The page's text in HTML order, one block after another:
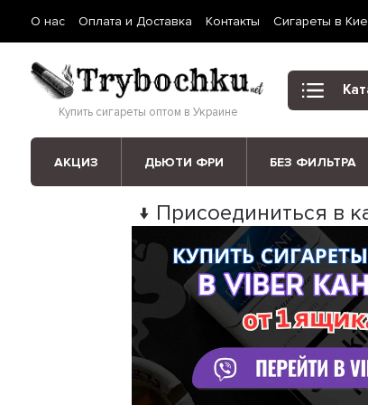
О нас Оплата и Доставка Контакты Сигареты в
Купить сигареты оптом в Украине
АКЦИЗ ДЬЮТИ ФРИ БЕЗ ФИЛЬТРА
↓ Присоединиться в